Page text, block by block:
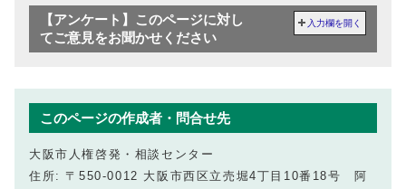
【アンケート】このページに対し
てご意見をお聞かせください
入力欄を開く
このページの作成者・問合せ先
大阪市人権啓発・相談センター
住所: 〒550-0012 大阪市西区立売堀4丁目10番18号 阿